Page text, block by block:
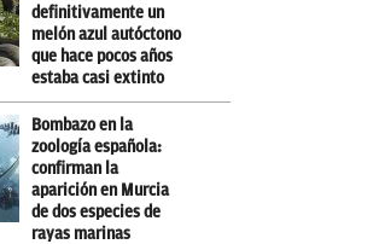
definitivamente un
melón azul autóctono
que hace pocos años
estaba casi extinto
Bombazo en la
zoología española:
confirman la
aparición en Murcia
de dos especies de
rayas marinas